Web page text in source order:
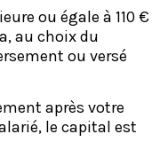
ou égale à 110 €
au choix du
ou versé
après votre
le capital est